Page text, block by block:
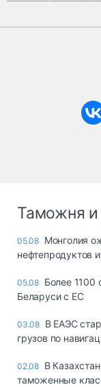
Таможня
05.08 Монголия
нефтепродуктов
05.08 Более 1100
Беларуси с ЕС
03.08 В ЕАЭС
грузов по
02.08 В
таможенные